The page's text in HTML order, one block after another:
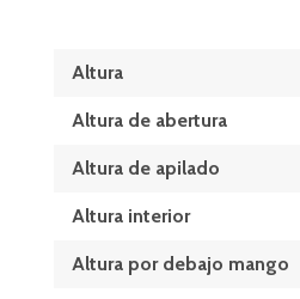
Altura
Altura de abertura
Altura de apilado
Altura interior
Altura por debajo mango